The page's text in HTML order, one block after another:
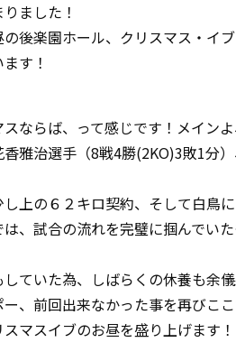
ました！
後楽園ホール、クリスマス・イ
す！
ならば、って感じです！メインよ
雅治選手（8戦4勝(2KO)3敗1分
上の６２キロ契約、そして白鳥
、試合の流れを完璧に掴んでい
ていた為、しばらくの休養も余
、前回出来なかった事を再びこ
マスイブのお昼を盛り上げます！